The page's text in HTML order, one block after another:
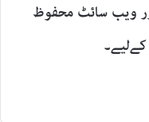
اور ویب سائٹ محفوظ